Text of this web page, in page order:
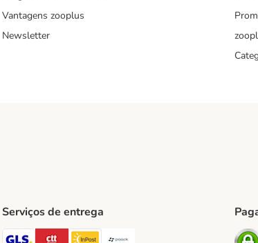
Vantagens zooplus
Newsletter
Serviços de entrega
GLS Shipping Method
CTTExpress Shipping Method
InPost Shipping Method
Paack Shipping Method